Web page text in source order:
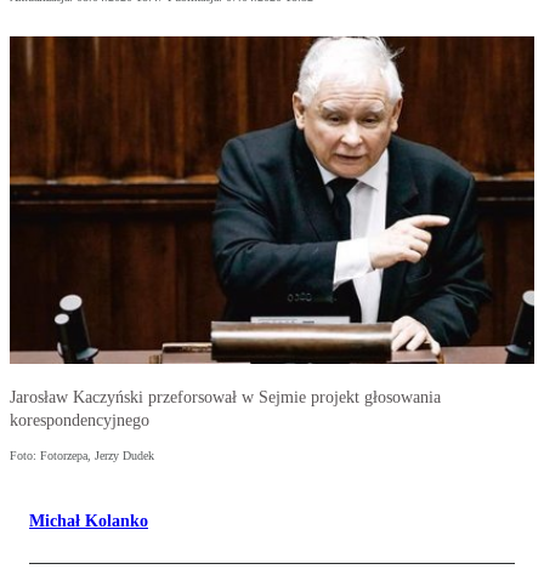
Jarosław Kaczyński przeforsował w Sejmie projekt głosowania
korespondencyjnego
Foto: Fotorzepa, Jerzy Dudek
Michał Kolanko